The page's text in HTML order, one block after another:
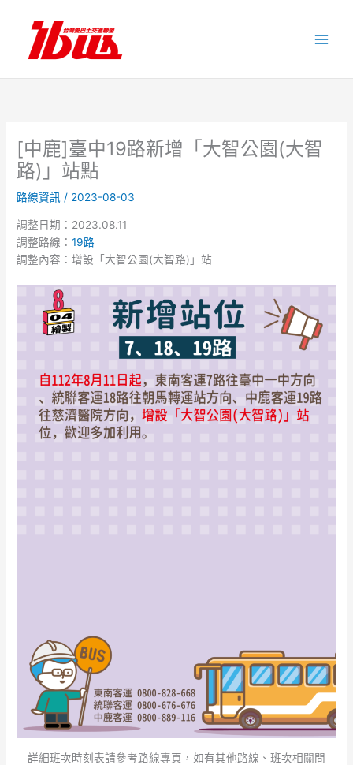
內
[中鹿]臺中19路新增「大智公園(大智
路)」站點
路線資訊 / 2023-08-03
調整日期：2023.08.11
調整路線：19路
調整內容：增設「大智公園(大智路)」站
詳細班次時刻表請參考路線專頁，如有其他路線、班次相關問